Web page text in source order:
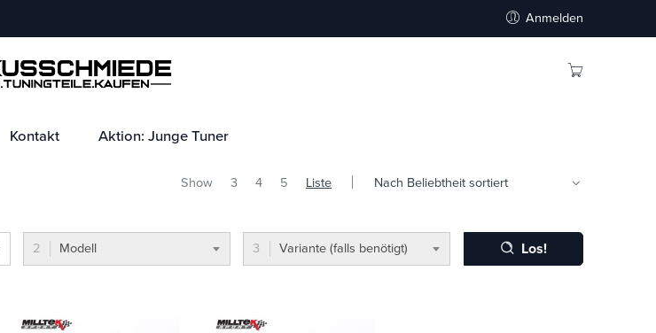
Anmelden
Kontakt Aktion: Junge Tuner
Show 3 4 5 Liste
Modell Variante (falls benötigt) Los!